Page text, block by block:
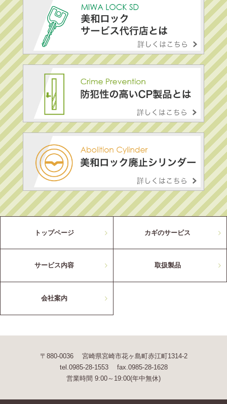
トップページ カギのサービス
サービス内容 取扱製品
会社案内
〒880-0036 宮崎県宮崎市花ヶ島町赤江町1314-2
tel.0985-28-1553 fax.0985-28-1628
営業時間 9:00～19:00(年中無休)